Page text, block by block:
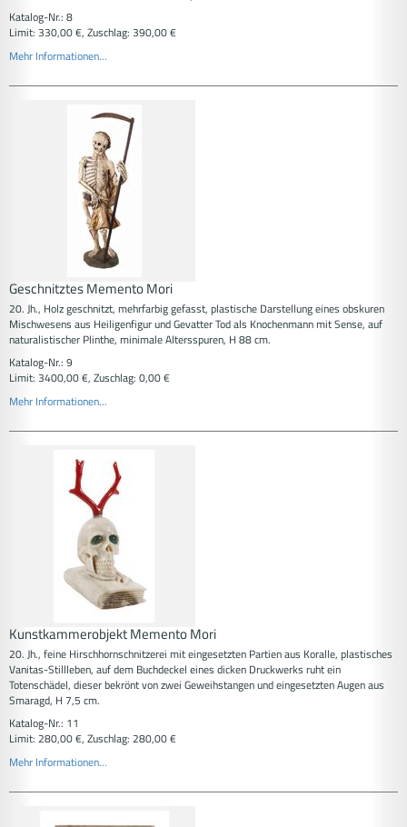
Katalog-Nr.: 8
Limit: 330,00 €, Zuschlag: 390,00 €
Mehr Informationen...
Geschnitztes Memento Mori
20. Jh., Holz geschnitzt, mehrfarbig gefasst, plastische Darstellung eines obskuren
Mischwesens aus Heiligenfigur und Gevatter Tod als Knochenmann mit Sense, auf
naturalistischer Plinthe, minimale Altersspuren, H 88 cm.
Katalog-Nr.: 9
Limit: 3400,00 €, Zuschlag: 0,00 €
Mehr Informationen...
Kunstkammerobjekt Memento Mori
20. Jh., feine Hirschhornschnitzerei mit eingesetzten Partien aus Koralle, plastisches
Vanitas-Stillleben, auf dem Buchdeckel eines dicken Druckwerks ruht ein
Totenschädel, dieser bekrönt von zwei Geweihstangen und eingesetzten Augen aus
Smaragd, H 7,5 cm.
Katalog-Nr.: 11
Limit: 280,00 €, Zuschlag: 280,00 €
Mehr Informationen...